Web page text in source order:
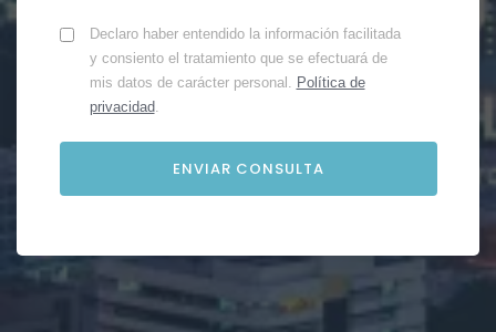
Declaro haber entendido la información facilitada
y consiento el tratamiento que se efectuará de
mis datos de carácter personal. Política de
privacidad.